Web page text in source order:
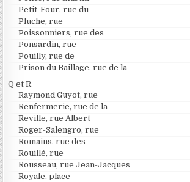
Petit-Four, rue du
Pluche, rue
Poissonniers, rue des
Ponsardin, rue
Pouilly, rue de
Prison du Baillage, rue de la
Q et R
Raymond Guyot, rue
Renfermerie, rue de la
Reville, rue Albert
Roger-Salengro, rue
Romains, rue des
Rouillé, rue
Rousseau, rue Jean-Jacques
Royale, place